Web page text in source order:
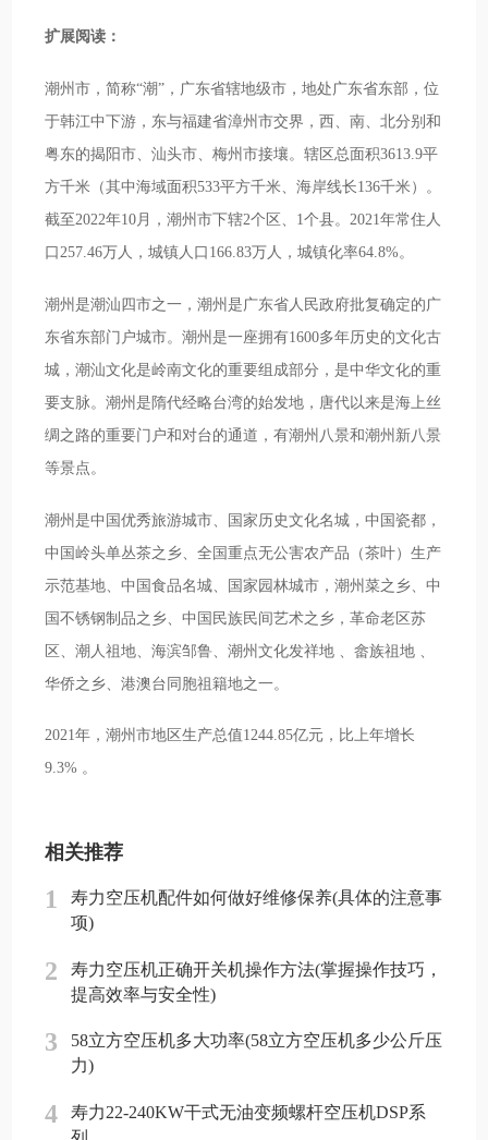
扩展阅读：
潮州市，简称“潮”，广东省辖地级市，地处广东省东部，位
于韩江中下游，东与福建省漳州市交界，西、南、北分别和
粤东的揭阳市、汕头市、梅州市接壤。辖区总面积3613.9平
方千米（其中海域面积533平方千米、海岸线长136千米）。
截至2022年10月，潮州市下辖2个区、1个县。2021年常住人
口257.46万人，城镇人口166.83万人，城镇化率64.8%。
潮州是潮汕四市之一，潮州是广东省人民政府批复确定的广
东省东部门户城市。潮州是一座拥有1600多年历史的文化古
城，潮汕文化是岭南文化的重要组成部分，是中华文化的重
要支脉。潮州是隋代经略台湾的始发地，唐代以来是海上丝
绸之路的重要门户和对台的通道，有潮州八景和潮州新八景
等景点。
潮州是中国优秀旅游城市、国家历史文化名城，中国瓷都，
中国岭头单丛茶之乡、全国重点无公害农产品（茶叶）生产
示范基地、中国食品名城、国家园林城市，潮州菜之乡、中
国不锈钢制品之乡、中国民族民间艺术之乡，革命老区苏
区、潮人祖地、海滨邹鲁、潮州文化发祥地 、畲族祖地 、
华侨之乡、港澳台同胞祖籍地之一。
2021年，潮州市地区生产总值1244.85亿元，比上年增长
9.3% 。
相关推荐
1
寿力空压机配件如何做好维修保养(具体的注意事
项)
2
寿力空压机正确开关机操作方法(掌握操作技巧，
提高效率与安全性)
3
58立方空压机多大功率(58立方空压机多少公斤压
力)
4
寿力22-240KW干式无油变频螺杆空压机DSP系